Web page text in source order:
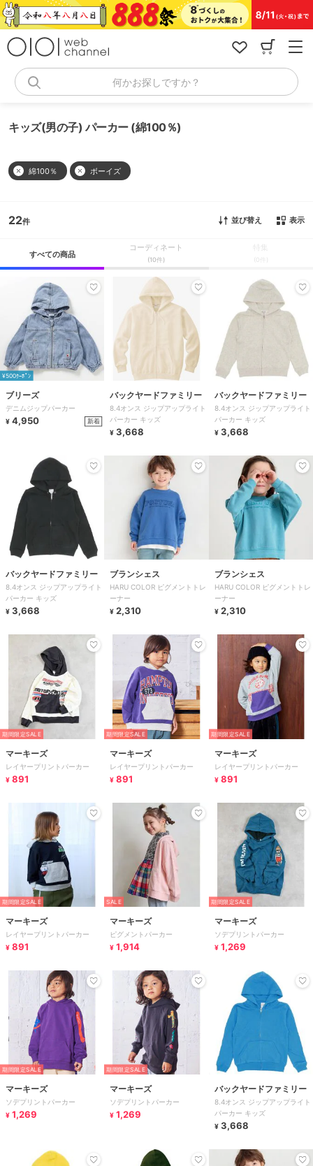
コ
ン
何かお探しですか？
キッズ(男の子) パーカー (綿100％)
綿100％ ボーイズ
22 並び替え 表示
すべての商品
コーディネート
(10件) (0件)
¥500ｸｰﾎﾟﾝ
ブリーズ
デニムジップパーカー
¥ 4,950 新着
バックヤードファミリー
8.4オンス ジップアップライト
パーカー キッズ
¥ 3,668
バックヤードファミリー
8.4オンス ジップアップライト
パーカー キッズ
¥ 3,668
バックヤードファミリー
8.4オンス ジップアップライト
パーカー キッズ
¥ 3,668
ブランシェス
HARU COLOR ピグメントトレ
ーナー
¥ 2,310
ブランシェス
HARU COLOR ピグメントトレ
ーナー
¥ 2,310
期間限定SALE
マーキーズ
レイヤープリントパーカー
¥ 891
期間限定SALE
マーキーズ
レイヤープリントパーカー
¥ 891
期間限定SALE
マーキーズ
レイヤープリントパーカー
¥ 891
期間限定SALE
マーキーズ
レイヤープリントパーカー
¥ 891
SALE
マーキーズ
ピグメントパーカー
¥ 1,914
期間限定SALE
マーキーズ
ソデプリントパーカー
¥ 1,269
期間限定SALE
マーキーズ
ソデプリントパーカー
¥ 1,269
期間限定SALE
マーキーズ
ソデプリントパーカー
¥ 1,269
バックヤードファミリー
8.4オンス ジップアップライト
パーカー キッズ
¥ 3,668